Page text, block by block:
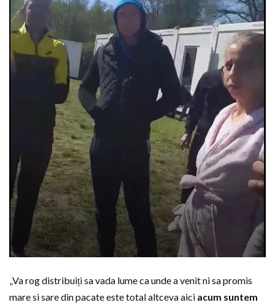
„Va rog distribuiți sa vada lume ca unde a venit ni sa promis
mare si sare din pacate este total altceva aici acum suntem